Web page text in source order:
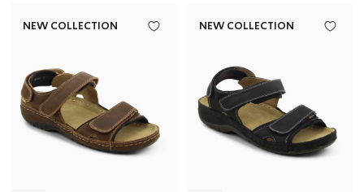
NEW COLLECTION
NEW COLLECTION